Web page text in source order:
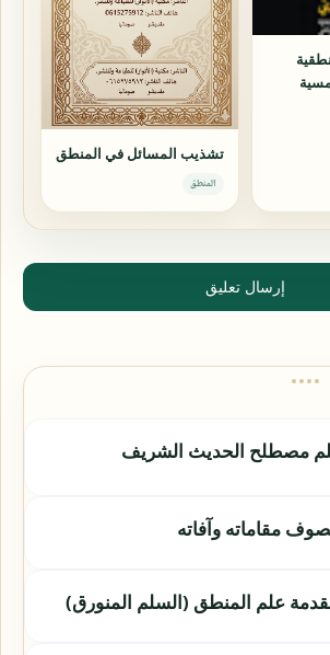
تشذيب المسائل في المنطق
المنطق
إرسال تعليق
مصطلح الحديث الشريف
مقاماته وآفاته
علم المنطق (السلم المنورق)